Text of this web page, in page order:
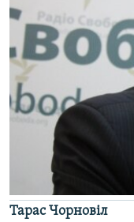
Тарас Чорновіл